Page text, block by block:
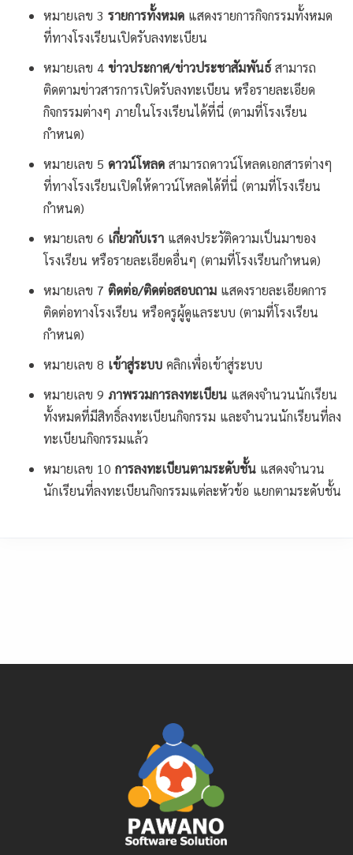
หมายเลข 3 รายการทั้งหมด แสดงรายการกิจกรรมทั้งหมด
ที่ทางโรงเรียนเปิดรับลงทะเบียน
หมายเลข 4 ข่าวประกาศ/ข่าวประชาสัมพันธ์สามารถ
ติดตามข่าวสารการเปิดรับลงทะเบียน หรือรายละเอียด
กิจกรรมต่างๆ ภายในโรงเรียนได้ที่นี่ (ตามที่โรงเรียน
กำหนด)
หมายเลข 5 ดาวน์โหลด สามารถดาวน์โหลดเอกสารต่างๆ
ที่ทางโรงเรียนเปิดให้ดาวน์โหลดได้ที่นี่ (ตามที่โรงเรียน
กำหนด)
หมายเลข 6 เกี่ยวกับเรา แสดงประวัติความเป็นมาของ
โรงเรียน หรือรายละเอียดอื่นๆ (ตามที่โรงเรียนกำหนด)
หมายเลข 7 ติดต่อ/ติดต่อสอบถาม แสดงรายละเอียดการ
ติดต่อทางโรงเรียน หรือครูผู้ดูแลระบบ (ตามที่โรงเรียน
กำหนด)
หมายเลข 8 เข้าสู่ระบบ คลิกเพื่อเข้าสู่ระบบ
หมายเลข 9 ภาพรวมการลงทะเบียน แสดงจำนวนนักเรียน
ทั้งหมดที่มีสิทธิ์ลงทะเบียนกิจกรรม และจำนวนนักเรียนที่ลง
ทะเบียนกิจกรรมแล้ว
หมายเลข 10 การลงทะเบียนตามระดับชั้น แสดงจำนวน
นักเรียนที่ลงทะเบียนกิจกรรมแต่ละหัวข้อ แยกตามระดับชั้น